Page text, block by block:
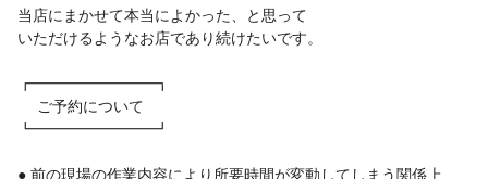
当店にまかせて本当によかった、と思って
いただけるようなお店であり続けたいです。
┏━━━━━━━━┓
ご予約について
┗━━━━━━━━┛
● 前の現場の作業内容により所要時間が変動してしまう関係上、